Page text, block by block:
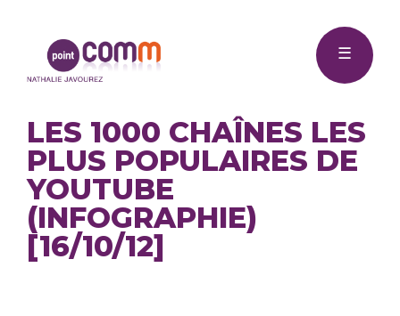
Point
☰
LES 1000 CHAÎNES LES
PLUS POPULAIRES DE
YOUTUBE
(INFOGRAPHIE)
[16/10/12]